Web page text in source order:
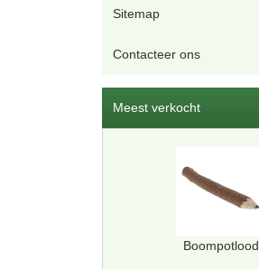
Sitemap
Contacteer ons
Meest verkocht
Boompotlood